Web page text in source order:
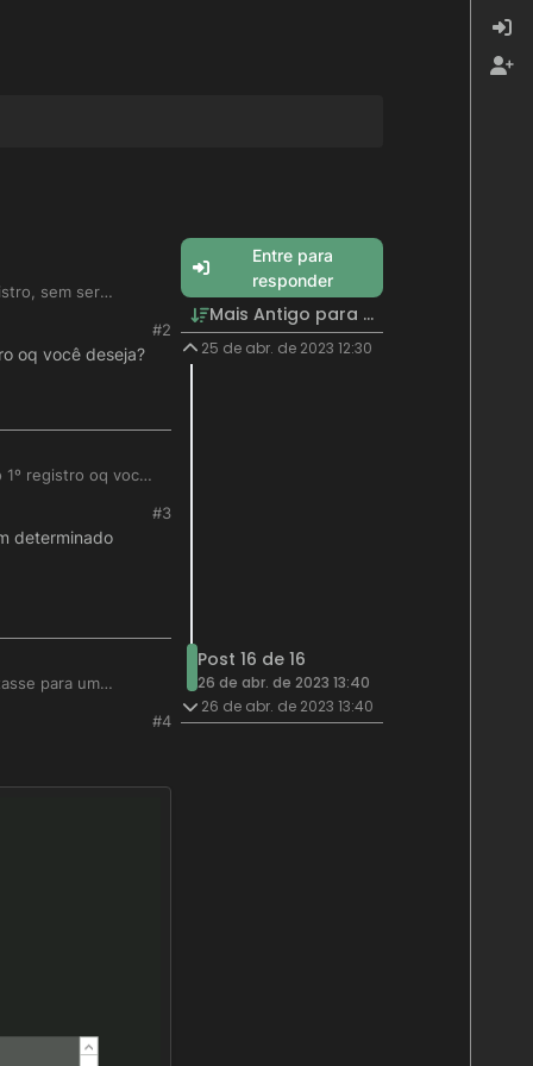
sem ser
#2
oq você deseja?
registro oq você
#3
determinado
para um
#4
Entre para
responder
Mais Antigo para Mais Recente
25 de abr. de 2023 12:30
Post 16 de 16
26 de abr. de 2023 13:40
26 de abr. de 2023 13:40